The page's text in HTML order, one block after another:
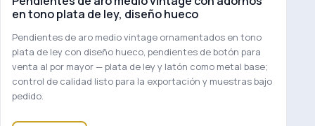
en tono plata de ley, diseño hueco
Pendientes de aro medio vintage ornamentados en tono
plata de ley con diseño hueco, pendientes de botón para
venta al por mayor — plata de ley y latón como metal base;
control de calidad listo para la exportación y muestras bajo
pedido.